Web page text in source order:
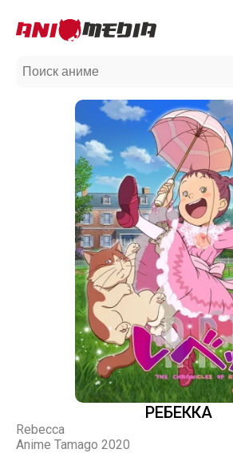
РЕБЕККА
Rebecca
Anime Tamago 2020